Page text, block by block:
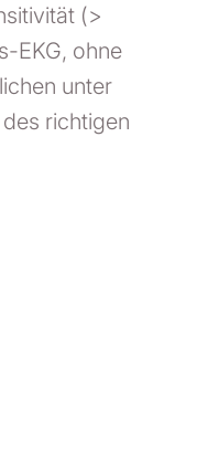
(>
EKG, ohne
unter
richtigen